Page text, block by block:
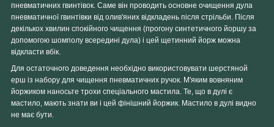
пневматичних гвинтівок. Саме він проводить основне очищення дула
пневматичної гвинтівки від олив'яних відкладень після стрільби. Після
декількох хвилин спокійного чищення (прогону синтетичного йоршу за
допомогою шомполу всередині дула) і цей щетинний йорж можна
відкласти вбік.
Для остаточного доведення необхідно використовувати шерстяной
ерш із набору для чищення пневматичних ручок. М'яким вовняним
йоржиком наносьте трохи спеціального мастила. Те, що в дулі є
мастило, мають знати ви і цей фінішний йоржик. Мастило в дулі видно
не має бути.